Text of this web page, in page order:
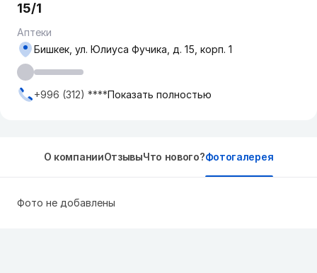
15/1
Аптеки
Бишкек, ул. Юлиуса Фучика, д. 15, корп. 1
+996 (312) ****Показать полностью
О компанииОтзывыЧто нового?Фотогалерея
Фото не добавлены